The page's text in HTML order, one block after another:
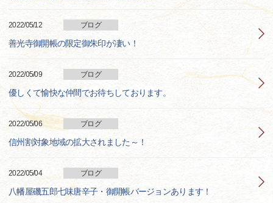
2022/05/12 ブログ
善光寺御開帳の限定御朱印が凄い！
2022/05/09 ブログ
優しくて愉快な仲間でお待ちしております。
2022/05/06 ブログ
信州割対象地域の拡大されました～！
2022/05/04 ブログ
八幡屋磯五郎七味唐辛子・御開帳バージョンあります！